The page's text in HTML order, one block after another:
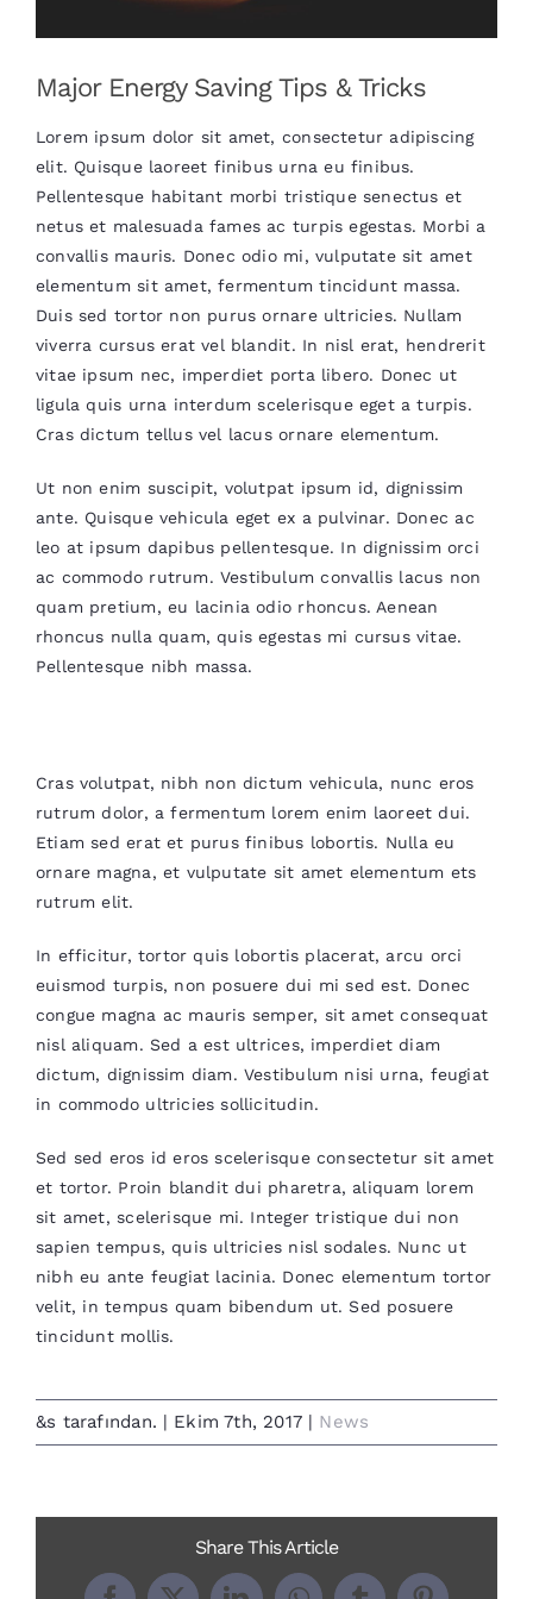
Major Energy Saving Tips & Tricks
Lorem ipsum dolor sit amet, consectetur adipiscing
elit. Quisque laoreet finibus urna eu finibus.
Pellentesque habitant morbi tristique senectus et
netus et malesuada fames ac turpis egestas. Morbi a
convallis mauris. Donec odio mi, vulputate sit amet
elementum sit amet, fermentum tincidunt massa.
Duis sed tortor non purus ornare ultricies. Nullam
viverra cursus erat vel blandit. In nisl erat, hendrerit
vitae ipsum nec, imperdiet porta libero. Donec ut
ligula quis urna interdum scelerisque eget a turpis.
Cras dictum tellus vel lacus ornare elementum.
Ut non enim suscipit, volutpat ipsum id, dignissim
ante. Quisque vehicula eget ex a pulvinar. Donec ac
leo at ipsum dapibus pellentesque. In dignissim orci
ac commodo rutrum. Vestibulum convallis lacus non
quam pretium, eu lacinia odio rhoncus. Aenean
rhoncus nulla quam, quis egestas mi cursus vitae.
Pellentesque nibh massa.
Cras volutpat, nibh non dictum vehicula, nunc eros
rutrum dolor, a fermentum lorem enim laoreet dui.
Etiam sed erat et purus finibus lobortis. Nulla eu
ornare magna, et vulputate sit amet elementum ets
rutrum elit.
In efficitur, tortor quis lobortis placerat, arcu orci
euismod turpis, non posuere dui mi sed est. Donec
congue magna ac mauris semper, sit amet consequat
nisl aliquam. Sed a est ultrices, imperdiet diam
dictum, dignissim diam. Vestibulum nisi urna, feugiat
in commodo ultricies sollicitudin.
Sed sed eros id eros scelerisque consectetur sit amet
et tortor. Proin blandit dui pharetra, aliquam lorem
sit amet, scelerisque mi. Integer tristique dui non
sapien tempus, quis ultricies nisl sodales. Nunc ut
nibh eu ante feugiat lacinia. Donec elementum tortor
velit, in tempus quam bibendum ut. Sed posuere
tincidunt mollis.
&s tarafından. | Ekim 7th, 2017 | News
Share This Article